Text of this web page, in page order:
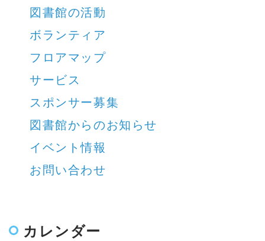
図書館の活動
ボランティア
フロアマップ
サービス
スポンサー募集
図書館からのお知らせ
イベント情報
お問い合わせ
カレンダー